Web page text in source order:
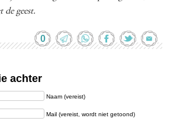
geest.
0
achter
Naam (vereist)
Mail (vereist, wordt niet getoond)